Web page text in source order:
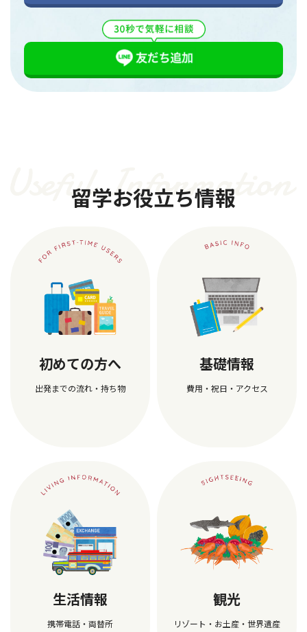
留学お役立ち情報
初めての方へ
出発までの流れ・持ち物
基礎情報
費用・祝日・アクセス
生活情報
携帯電話・両替所
観光
リゾート・お土産・世界遺産